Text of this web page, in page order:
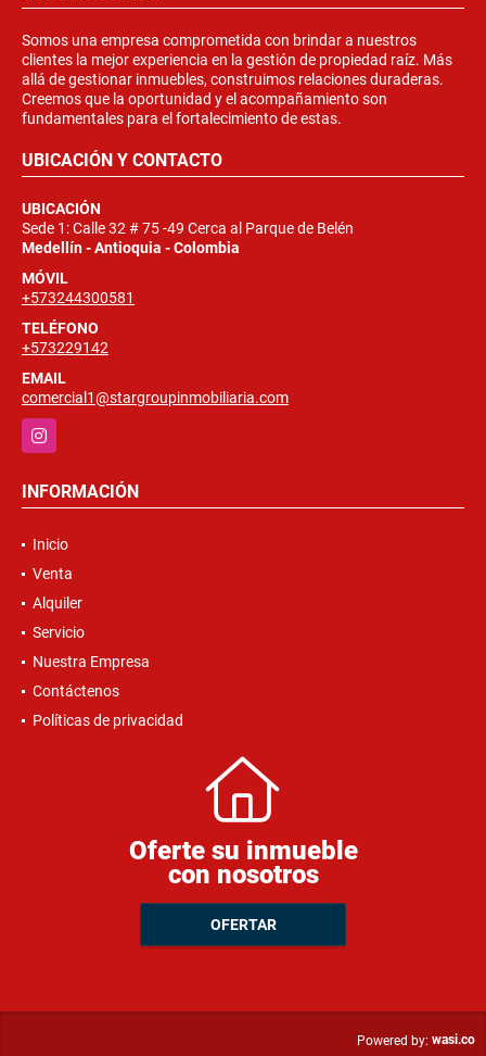
Somos una empresa comprometida con brindar a nuestros
clientes la mejor experiencia en la gestión de propiedad raíz. Más
allá de gestionar inmuebles, construimos relaciones duraderas.
Creemos que la oportunidad y el acompañamiento son
fundamentales para el fortalecimiento de estas.
UBICACIÓN Y CONTACTO
UBICACIÓN
Sede 1: Calle 32 # 75 -49 Cerca al Parque de Belén
Medellín - Antioquia - Colombia
MÓVIL
+573244300581
TELÉFONO
+573229142
EMAIL
comercial1@stargroupinmobiliaria.com
Instagram
INFORMACIÓN
Inicio
Venta
Alquiler
Servicio
Nuestra Empresa
Contáctenos
Políticas de privacidad
Oferte su inmueble
con nosotros
OFERTAR
Powered by: wasi.co